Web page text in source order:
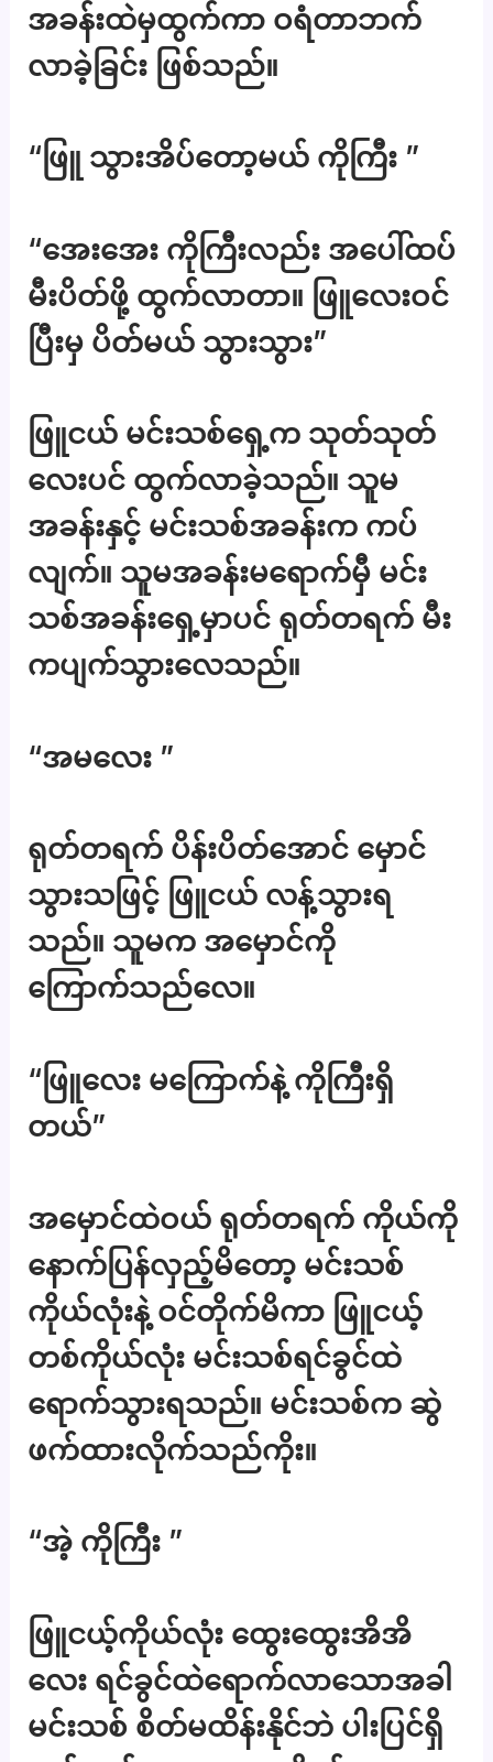
အခန်းထဲမှထွက်ကာ ဝရံတာဘက်
လာခဲ့ခြင်း ဖြစ်သည်။
“ဖြူ သွားအိပ်တော့မယ် ကိုကြီး ”
“အေးအေး ကိုကြီးလည်း အပေါ်ထပ်
မီးပိတ်ဖို့ ထွက်လာတာ။ ဖြူလေးဝင်
ပြီးမှ ပိတ်မယ် သွားသွား”
ဖြူငယ် မင်းသစ်ရှေ့က သုတ်သုတ်
လေးပင် ထွက်လာခဲ့သည်။ သူမ
အခန်းနှင့် မင်းသစ်အခန်းက ကပ်
လျက်။ သူမအခန်းမရောက်မှီ မင်း
သစ်အခန်းရှေ့မှာပင် ရုတ်တရက် မီး
ကပျက်သွားလေသည်။
“အမလေး ”
ရုတ်တရက် ပိန်းပိတ်အောင် မှောင်
သွားသဖြင့် ဖြူငယ် လန့်သွားရ
သည်။ သူမက အမှောင်ကို
ကြောက်သည်လေ။
“ဖြူလေး မကြောက်နဲ့ ကိုကြီးရှိ
တယ်”
အမှောင်ထဲဝယ် ရုတ်တရက် ကိုယ်ကို
နောက်ပြန်လှည့်မိတော့ မင်းသစ်
ကိုယ်လုံးနဲ့ ဝင်တိုက်မိကာ ဖြူငယ့်
တစ်ကိုယ်လုံး မင်းသစ်ရင်ခွင်ထဲ
ရောက်သွားရသည်။ မင်းသစ်က ဆွဲ
ဖက်ထားလိုက်သည်ကိုး။
“အဲ့ ကိုကြီး ”
ဖြူငယ့်ကိုယ်လုံး ထွေးထွေးအိအိ
လေး ရင်ခွင်ထဲရောက်လာသောအခါ
မင်းသစ် စိတ်မထိန်းနိုင်ဘဲ ပါးပြင်ရှိ